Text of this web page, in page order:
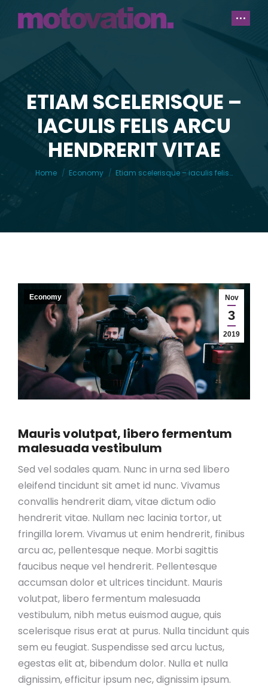
ETIAM SCELERISQUE –
IACULIS FELIS ARCU
HENDRERIT VITAE
You are here:
Home Economy Etiam scelerisque – iaculis felis…
Nov
3
2019
Economy
Mauris volutpat, libero fermentum
malesuada vestibulum
Sed vel sodales quam. Nunc in urna sed libero
eleifend tincidunt sit amet id nunc. Vivamus
convallis hendrerit diam, vitae dictum odio
hendrerit vitae. Nullam nec lacinia tortor, ut
fringilla lorem. Vivamus ut enim hendrerit, finibus
arcu ac, pellentesque neque. Morbi sagittis
faucibus neque vel hendrerit. Pellentesque
accumsan dolor et ultrices tincidunt. Mauris
volutpat, libero fermentum malesuada
vestibulum, nibh metus euismod augue, quis
scelerisque risus erat at purus. Nulla tincidunt quis
sem eu feugiat. Suspendisse sed arcu luctus,
egestas elit at, bibendum dolor. Nulla et nulla
dignissim, efficitur ipsum nec, dignissim ipsum.